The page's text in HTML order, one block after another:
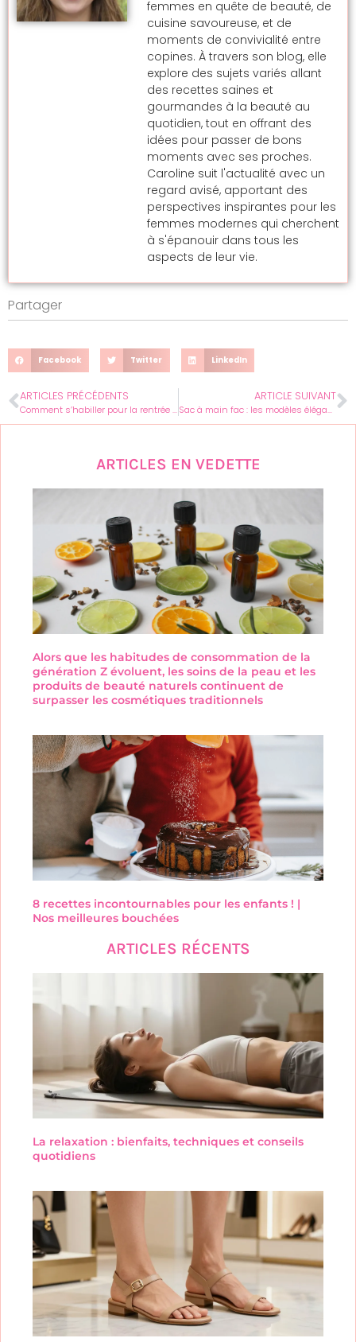
femmes en quête de beauté, de
cuisine savoureuse, et de
moments de convivialité entre
copines. À travers son blog, elle
explore des sujets variés allant
des recettes saines et
gourmandes à la beauté au
quotidien, tout en offrant des
idées pour passer de bons
moments avec ses proches.
Caroline suit l'actualité avec un
regard avisé, apportant des
perspectives inspirantes pour les
femmes modernes qui cherchent
à s'épanouir dans tous les
aspects de leur vie.
Partager
Facebook Twitter LinkedIn
ARTICLES PRÉCÉDENTS
Comment s’habiller pour la rentrée : les tendances phares de septembre
ARTICLE SUIVANT
Sac à main fac : les modèles élégants pour transporter tout son matériel
ARTICLES EN VEDETTE
Alors que les habitudes de consommation de la
génération Z évoluent, les soins de la peau et les
produits de beauté naturels continuent de
surpasser les cosmétiques traditionnels
8 recettes incontournables pour les enfants ! |
Nos meilleures bouchées
ARTICLES RÉCENTS
La relaxation : bienfaits, techniques et conseils
quotidiens